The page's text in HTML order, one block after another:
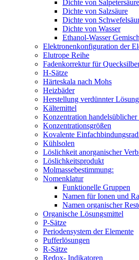
Dichte von Salpetersäure
Dichte von Salzsäure
Dichte von
Dichte von Wasser
Ethanol-Wasser
Elektronenkonfiguration der
Elutrope Reihe
Fadenkorrektur für
H-Sätze
Härteskala nach Mohs
Heizbäder
Herstellung verdünnter
Kältemittel
Konzentration handelsüblicher
Konzentrationsgrößen
Kovalente
Kühlsolen
Löslichkeit anorganischer
Löslichkeitsprodukt
Molmassebestimmung:
Nomenklatur
Funktionelle Gruppen
Namen für Ionen und
Namen organischer
Organische Lösungsmittel
P-Sätze
Periodensystem der Elemente
Pufferlösungen
R-Sätze
Redox- Indikatoren